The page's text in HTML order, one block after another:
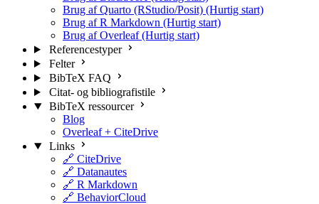
Brug af Quarto (RStudio/Posit) (Hurtig start)
Brug af R Markdown (Hurtig start)
Brug af Overleaf (Hurtig start)
Referencestyper
Felter
BibTeX FAQ
Citat- og bibliografistile
BibTeX ressourcer
Blog
Overleaf + CiteDrive
Links
🔗 CiteDrive
🔗 Datanautes
🔗 R Markdown
🔗 BehaviorCloud